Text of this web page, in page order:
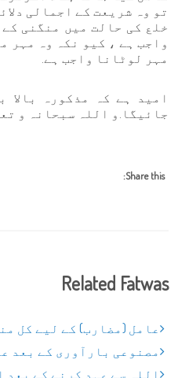
تو وہ شریعت کے اجمالی
خلع کی حالت میں منگنی
واجب ہے ، کیو نکہ وہ مہر
مہر لوٹانا واجب ہے.
امید ہے کہ مذکورہ بالا
جائیگا.و اللہ سبحانہ و
Share this:
Related Fatwas
عامل (مضارب) کے لیے کل
مصنوعی بارآوری کے بعد
اللہ سے عہد کرنے کے بعد